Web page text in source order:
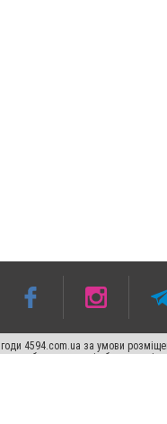
4594.com.ua за умови
абзацу в тексті або в